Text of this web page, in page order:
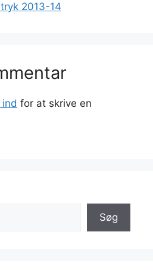
2013-14
for at skrive en
Søg